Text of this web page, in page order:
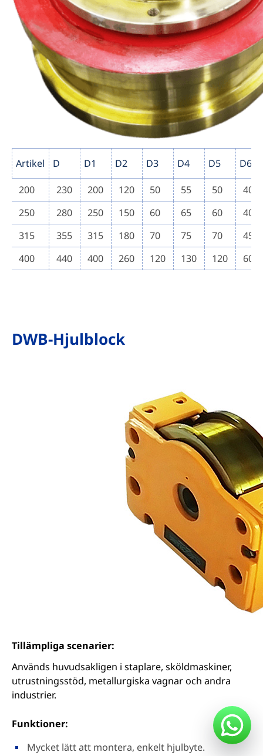
Artikel D D1 D2 D3 D4 D5 D6
200 230 200 120 50 55 50
40
250
280 250 150 60 65 60
40
315
355 315 180 70 75 70
45
400
440 400 260 120 130 120 60
DWB-Hjulblock
Tillämpliga scenarier:
Används huvudsakligen i staplare, sköldmaskiner,
utrustningsstöd, metallurgiska vagnar och andra
industrier.
Funktioner:
Mycket lätt att montera, enkelt hjulbyte.